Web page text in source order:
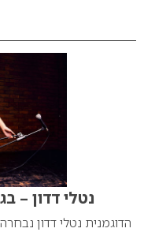
נטלי דדון –
הדוגמנית נטלי דדון